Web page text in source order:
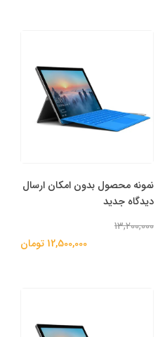
نمونه محصول بدون امکان ارسال
دیدگاه جدید
13,200,000
12,500,000 تومان